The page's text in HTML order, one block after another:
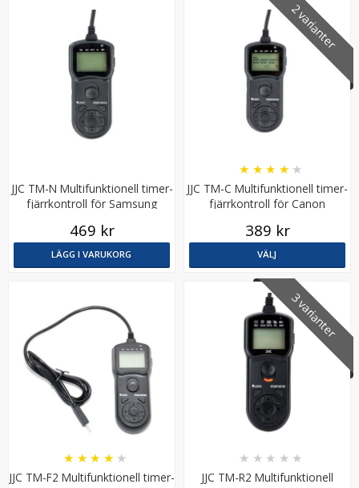
JJC TM-N Multifunktionell timer-
fjärrkontroll för Samsung
469 kr
LÄGG I VARUKORG
2 varianter
JJC TM-C Multifunktionell timer-
fjärrkontroll för Canon
★ ★ ★ ★ ★
389 kr
VÄLJ
JJC TM-F2 Multifunktionell timer-
★ ★ ★ ★ ★
3 varianter
JJC TM-R2 Multifunktionell
★ ★ ★ ★ ★